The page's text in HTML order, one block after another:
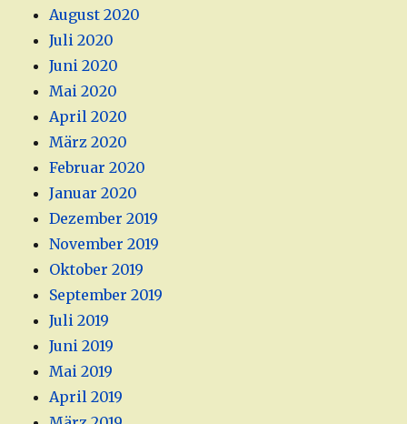
August 2020
Juli 2020
Juni 2020
Mai 2020
April 2020
März 2020
Februar 2020
Januar 2020
Dezember 2019
November 2019
Oktober 2019
September 2019
Juli 2019
Juni 2019
Mai 2019
April 2019